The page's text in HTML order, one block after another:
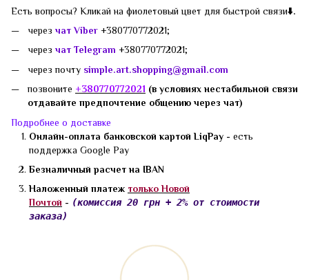
Есть вопросы? Кликай на фиолетовый цвет для быстрой связи⬇️.
через чат Viber +380770772021;
через чат Telegram +380770772021;
через почту simple.art.shopping@gmail.com
позвоните +380770772021 (в условиях нестабильной связи
отдавайте предпочтение общению через чат)
Подробнее о доставке
Онлайн-оплата банковской картой LiqPay - есть
поддержка Google Pay
Безналичный расчет на IBAN
Наложенный платеж только Новой
Почтой - (комиссия 20 грн + 2% от стоимости
заказа)